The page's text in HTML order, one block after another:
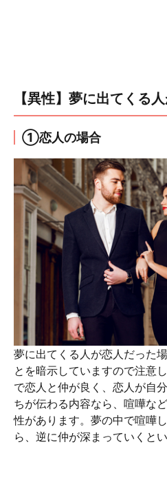
【異性】夢に出てくる
①恋人の場合
夢に出てくる人が恋人だった
とを暗示していますので注意
で恋人と仲が良く、恋人が自
ちが伝わる内容なら、喧嘩な
性があります。夢の中で喧嘩
ら、逆に仲が深まっていくと